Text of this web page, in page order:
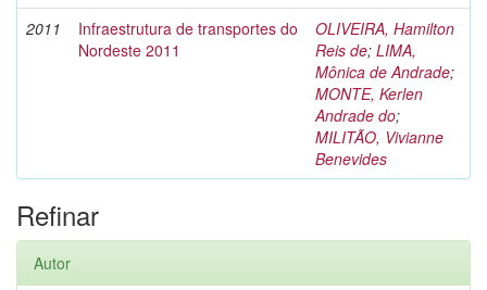
2011
Infraestrutura de transportes do
Nordeste 2011
OLIVEIRA, Hamilton
Reis de; LIMA,
Mônica de Andrade;
MONTE, Kerlen
Andrade do;
MILITÃO, Vivianne
Benevides
Refinar
Autor